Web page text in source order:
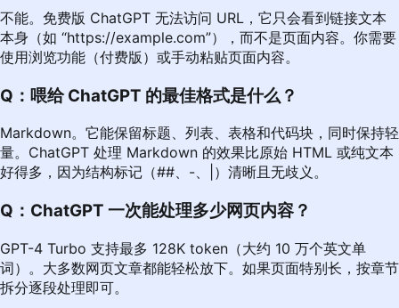
不能。免费版 ChatGPT 无法访问 URL，它只会看到链接文本
本身（如 “https://example.com”），而不是页面内容。你需要
使用浏览功能（付费版）或手动粘贴页面内容。
Q：喂给 ChatGPT 的最佳格式是什么？
Markdown。它能保留标题、列表、表格和代码块，同时保持轻
量。ChatGPT 处理 Markdown 的效果比原始 HTML 或纯文本
好得多，因为结构标记（##、-、|）清晰且无歧义。
Q：ChatGPT 一次能处理多少网页内容？
GPT-4 Turbo 支持最多 128K token（大约 10 万个英文单
词）。大多数网页文章都能轻松放下。如果页面特别长，按章节
拆分逐段处理即可。